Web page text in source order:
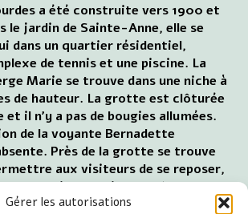
Gérer les autorisations
a été construite vers 1900 et
le jardin de Sainte-Anne, elle se
dans un quartier résidentiel,
de tennis et une piscine. La
Marie se trouve dans une niche à
de hauteur. La grotte est clôturée
et il n'y a pas de bougies allumées.
de la voyante Bernadette
Près de la grotte se trouve
aux visiteurs de se reposer,
assis, d'y prier ou d'être en